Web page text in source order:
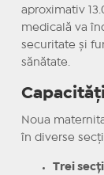
aproximativ
medicală va
securitate și
sănătate.
Noua
în diverse
Trei